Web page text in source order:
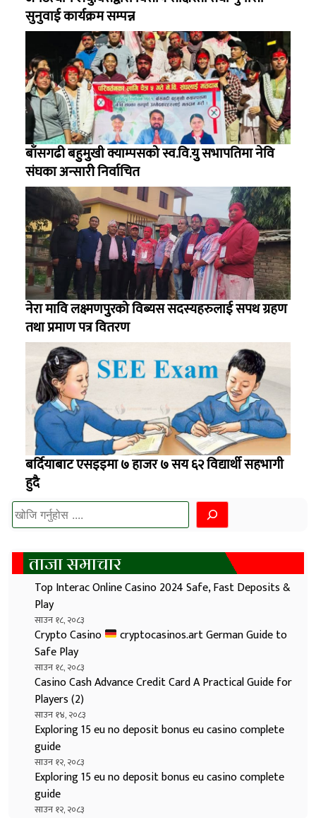
सुनुवाई कार्यक्रम सम्पन्न
बाँसगढी बहुुमुुखी क्याम्पसको स्व.वि.युु सभापतिमा नेवि
संघका अन्सारी निर्वाचित
नेरा मावि लक्ष्मणपुुरको विब्यस सदस्यहरुलाई सपथ ग्रहण
तथा प्रमाण पत्र वितरण
बर्दियाबाट एसइइमा ७ हाजर ७ सय ६२ विद्यार्थी सहभागी
हुदै
खोज्नुहोस
ताजा समाचार
Top Interac Online Casino 2024 Safe, Fast Deposits &
Play
साउन १८, २०८३
Crypto Casino
cryptocasinos.art German Guide to
Safe Play
साउन १८, २०८३
Casino Cash Advance Credit Card A Practical Guide for
Players (2)
साउन १४, २०८३
Exploring 15 eu no deposit bonus eu casino complete
guide
साउन १२, २०८३
Exploring 15 eu no deposit bonus eu casino complete
guide
साउन १२, २०८३